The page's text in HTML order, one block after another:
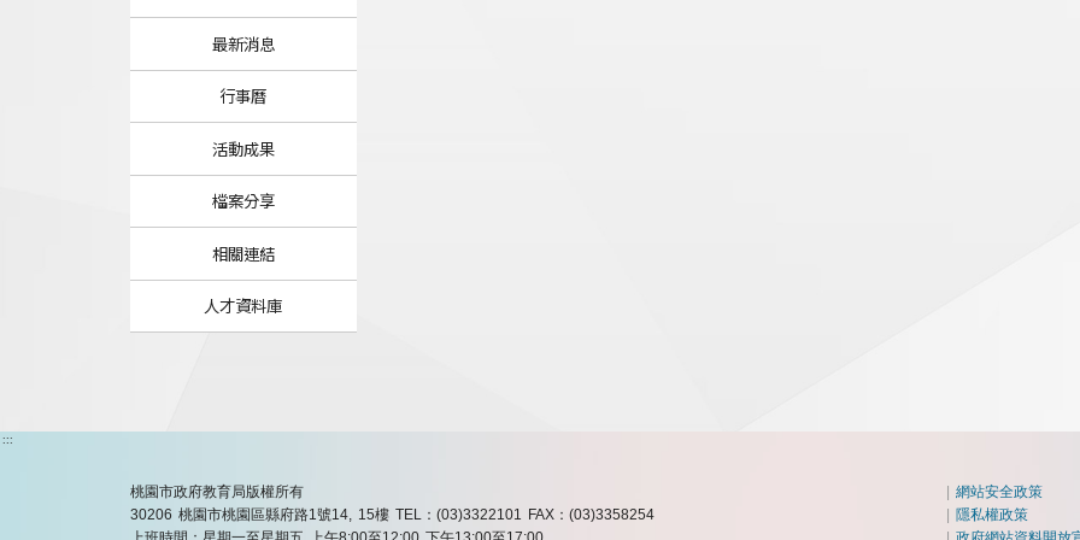
最新消息
行事曆
活動成果
檔案分享
相關連結
人才資料庫
:::
桃園市政府教育局版權所有
30206 桃園市桃園區縣府路1號14, 15樓 TEL：(03)3322101
FAX：(03)3358254
|網站安全政策
|隱私權政策